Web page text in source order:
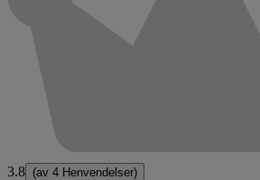
3.8 (av 4 Henvendelser)